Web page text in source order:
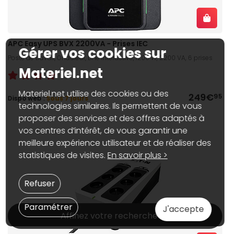
APC Easy UPS BVX 2200VA - Prises IEC
Poste de travail, Onduleur, Line Interactive, 1200 W, 2200 VA, 6 prises
249€95
Dispo web :Sous 7 jours
Affinez votre recherche
Gérer vos cookies sur
Materiel.net
Materiel.net utilise des cookies ou des
technologies similaires. Ils permettent de vous
proposer des services et des offres adaptés à
vos centres d’intérêt, de vous garantir une
meilleure expérience utilisateur et de réaliser des
statistiques de visites.En savoir plus >
J'accepte
Paramétrer
Refuser